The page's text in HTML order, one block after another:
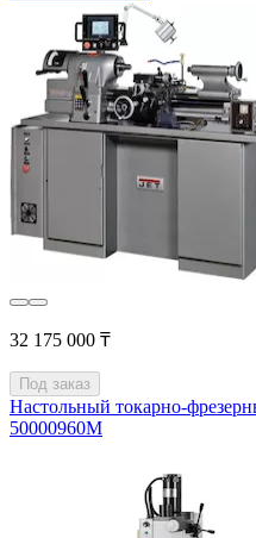
32 175 000 ₸
Под заказ
Настольный токарно-
50000960M